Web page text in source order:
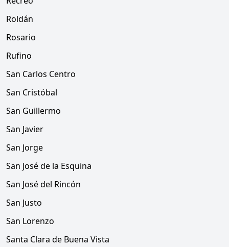
Roldán
Rosario
Rufino
San Carlos Centro
San Cristóbal
San Guillermo
San Javier
San Jorge
San José de la Esquina
San José del Rincón
San Justo
San Lorenzo
Santa Clara de Buena Vista